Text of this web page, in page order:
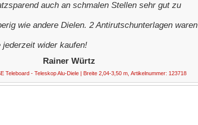
auch an schmalen Stellen sehr gut zu
wie andere Dielen. 2 Antirutschunterlagen waren
wider kaufen!
Rainer Würtz
Teleboard - Teleskop Alu-Diele | Breite 2,04-3,50 m, Artikelnummer: 123718